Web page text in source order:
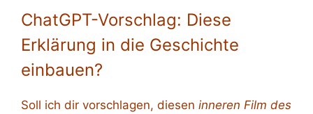
ChatGPT-Vorschlag: Diese
Erklärung in die Geschichte
einbauen?
Soll ich dir vorschlagen, diesen inneren Film des